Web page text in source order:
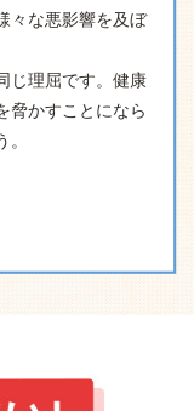
々な悪影響を及ぼ
じ理屈です。健康
脅かすことになら